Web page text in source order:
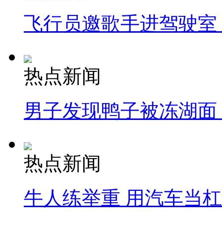
飞行员邀歌手进驾驶
热点新闻
男子发现鸭子被冻湖
热点新闻
牛人练举重 用汽车当